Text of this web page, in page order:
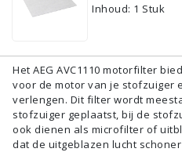
Inhoud: 1 Stuk
Het AEG AVC1110 motorfilter
voor de motor van je stofzuiger
verlengen. Dit filter wordt
stofzuiger geplaatst, bij de
ook dienen als microfilter of
dat de uitgeblazen lucht